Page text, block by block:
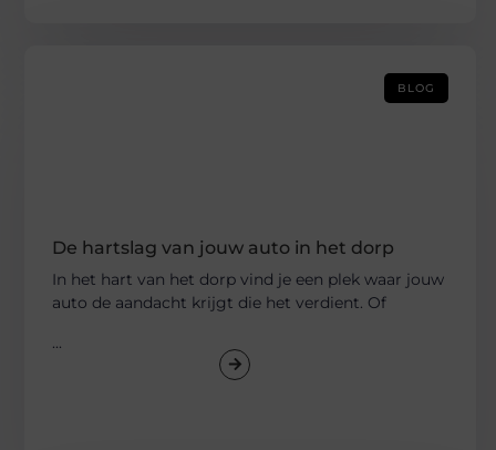
BLOG
De hartslag van jouw auto in het dorp
In het hart van het dorp vind je een plek waar jouw
auto de aandacht krijgt die het verdient. Of
...